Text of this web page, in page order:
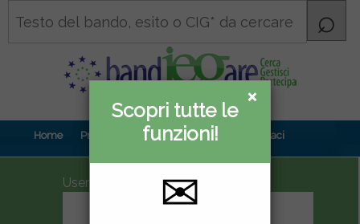
×
Informativa
privacy
×
Scopri tutte le
funzioni!
✉
Home Prova gratuita Contenuti Contattaci
UserID